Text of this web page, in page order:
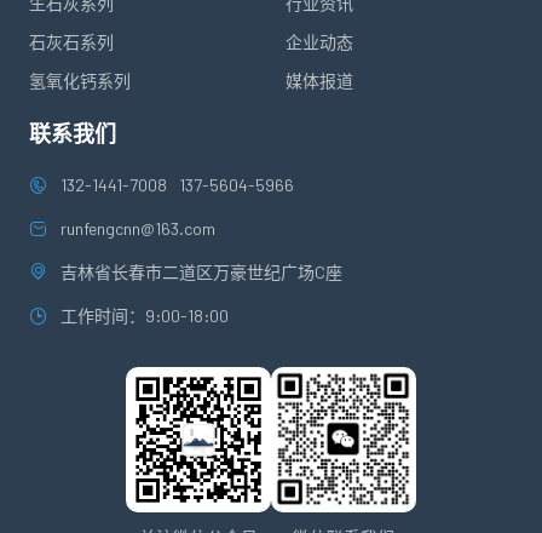
石灰石系列
氢氧化钙系列
企业动态
媒体报道
联系我们
132-1441-7008 137-5604-5966
runfengcnn@163.com
吉林省长春市二道区万豪世纪广场C座
工作时间：9:00-18:00